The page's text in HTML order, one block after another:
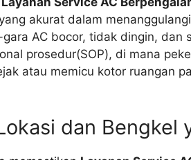
akurat dalam
AC bocor, tidak dingin, dan
prosedur(SOP), di mana
atau memicu kotor ruangan
dan Bengkel